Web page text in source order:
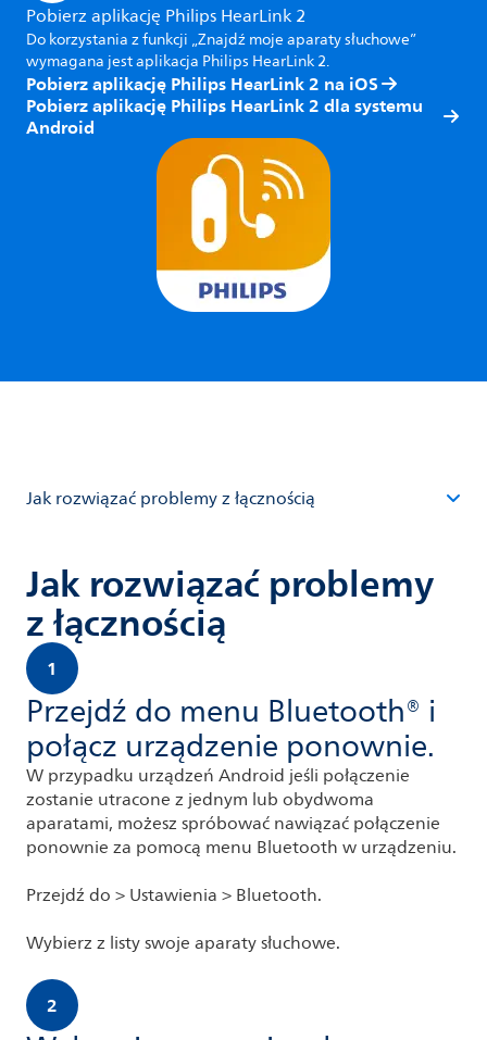
Pobierz aplikację Philips HearLink 2
Do korzystania z funkcji „Znajdź moje aparaty słuchowe”
wymagana jest aplikacja Philips HearLink 2.
Pobierz aplikację Philips HearLink 2 na iOS
Pobierz aplikację Philips HearLink 2 dla systemu
Android
Jak rozwiązać problemy
z łącznością
1
Przejdź do menu Bluetooth® i
połącz urządzenie ponownie.
W przypadku urządzeń Android jeśli połączenie
zostanie utracone z jednym lub obydwoma
aparatami, możesz spróbować nawiązać połączenie
ponownie za pomocą menu Bluetooth w urządzeniu.
Przejdź do > Ustawienia > Bluetooth.
Wybierz z listy swoje aparaty słuchowe.
2
Jak rozwiązać problemy z łącznością